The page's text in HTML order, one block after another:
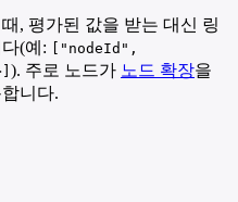
, 평가된 값을 받는 대신 링
(예:
["nodeId",
). 주로 노드가 노드 확장을
니다.